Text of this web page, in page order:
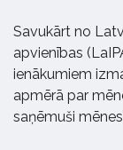
Savukārt no
apvienības
ienākumiem
apmērā par
saņēmuši